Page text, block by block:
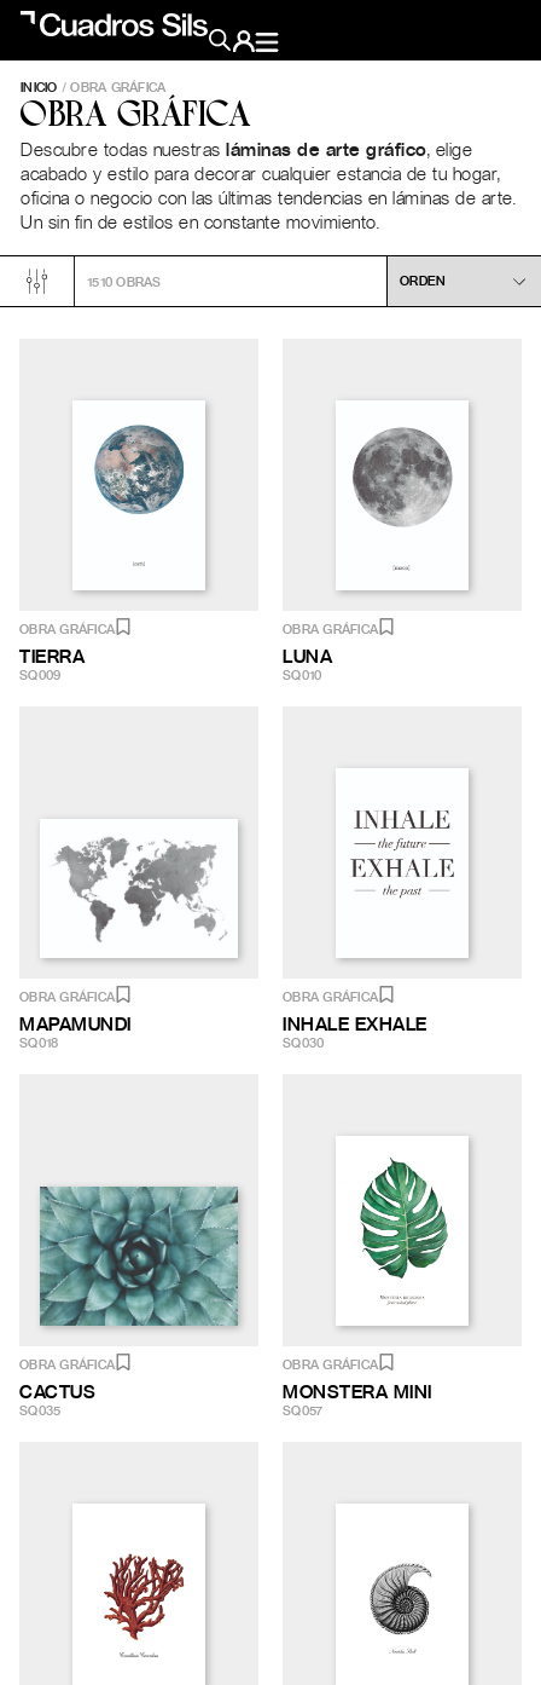
Obra Pictórica
Obra Gráfica
Inspiración
Crea tu pared
INICIO /OBRA GRÁFICA
OBRA GRÁFICA
Descubre todas nuestras láminas de arte gráfico, elige
acabado y estilo para decorar cualquier estancia de tu hogar,
oficina o negocio con las últimas tendencias en láminas de arte.
Un sin fin de estilos en constante movimiento.
1510 OBRAS
OBRA GRÁFICA
TIERRA
SQ009
OBRA GRÁFICA
LUNA
SQ010
OBRA GRÁFICA
MAPAMUNDI
SQ018
OBRA GRÁFICA
INHALE EXHALE
SQ030
OBRA GRÁFICA
CACTUS
SQ035
OBRA GRÁFICA
MONSTERA MINI
SQ057